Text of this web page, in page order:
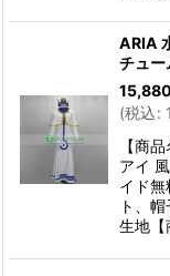
ARIA
チュー
15,880
(税込:
【商
アイ
イド
ト、
生地